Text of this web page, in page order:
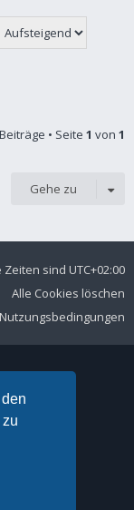
• Seite 1 von 1
Gehe zu
Zeiten sind UTC+02:00
Alle Cookies löschen
Nutzungsbedingungen